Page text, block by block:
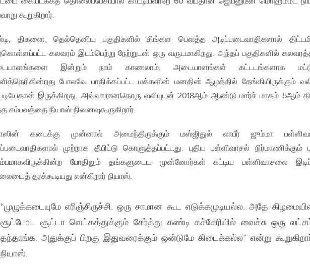
கூறுகிறார்.
திகனை, தெல்தெனிய பகுதிகளில் சிங்கள பெளத்த அடிப்படைவாதிகளால்
கலவரம் இடம்பெற்று நேற்றுடன் ஒரு வருடமாகிறது. அந்தப் பகுதிகளில்
இன்றும் நாம் காணலாம். அடையாளங்கள் கட்டடங்களாக
போலவே பாதிக்கப்பட்ட மக்களின் மனதின் ஆழத்தில் தேங்கியிருக்கும்
இருக்கிறது. அவ்வாறானதொரு வலியுடன் 2018ஆம் ஆண்டு மார்ச் மாதம் 5ஆம்
சம்பவத்தை நியாஸ் நினைவுகூருகிறார்.
கடைக்கு முன்னால் அமைந்திருக்கும் மஸ்ஜிதுல் லாபீர் ஜும்மா
முற்றாக தீயிட்டு கொளுத்தப்பட்டது. புதிய பள்ளிவாசல் நிர்மாணிக்கும்
போதிலும் தங்களுடைய முன்னோர்கள் கட்டிய பள்ளிவாசலை
தரக்கூடியது என்கிறார் நியாஸ்.
“முழுக்கடையுமே எரிஞ்சிருச்சி. ஒரு சாமான கூட எடுக்கமுடியல்ல. அதே
சூட்டோட சூட்டா வெட்கத்துக்கும் சேர்த்து கண்டி கச்சேரியில் வைச்சு ஒரு
தந்தாங்க. அதுக்குப் பிறகு இதுவரைக்கும் ஒன்டுமே கிடைக்கல்ல” என்று
நியாஸ்.